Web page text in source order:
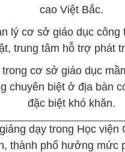
cao Việt Bắc.
lý cơ sở giáo dục
trung tâm hỗ trợ phát
cơ sở giáo dục
chuyên biệt ở địa bàn
đặc biệt khó khăn.
dạy trong Học viện
thành phố hưởng mức